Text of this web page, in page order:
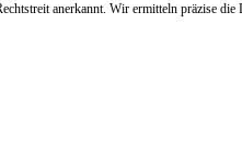
anerkannt. Wir ermitteln präzise